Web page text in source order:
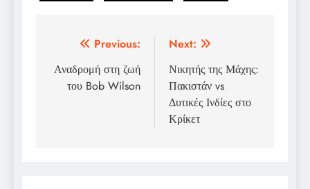
Post
navigation
Previous:
Αναδρομή στη ζωή
του Bob Wilson
Next:
Νικητής της Μάχης:
Πακιστάν vs
Δυτικές Ινδίες στο
Κρίκετ